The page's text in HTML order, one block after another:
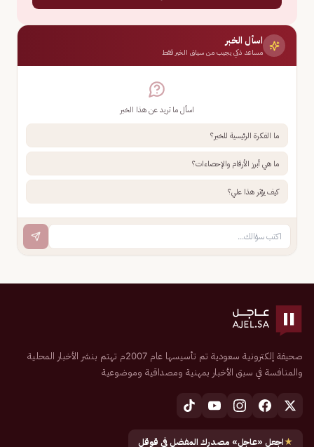
اسأل الخبر
مساعد ذكي يجيب من سياق الخبر فقط
اسأل ما تريد عن هذا الخبر
ما الفكرة الرئيسية للخبر؟
ما هي أبرز الأرقام والإحصاءات؟
كيف يؤثر هذا علي؟
صحيفة إلكترونية سعودية تم تأسيسها عام 2007م تهتم بنشر الأخبار المحلية
والمنافسة في سبق الأخبار بمهنية ومصداقية وموضوعية
★اجعل «عاجل» مصدرك المفضل في قوقل